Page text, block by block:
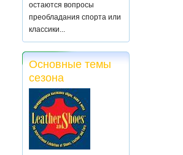
остаются вопросы
преобладания спорта или
классики...
Основные темы
сезона